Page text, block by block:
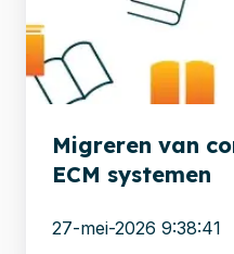
ECM
systemen
Migreren van
ECM systemen
27-mei-2026 9:38:41